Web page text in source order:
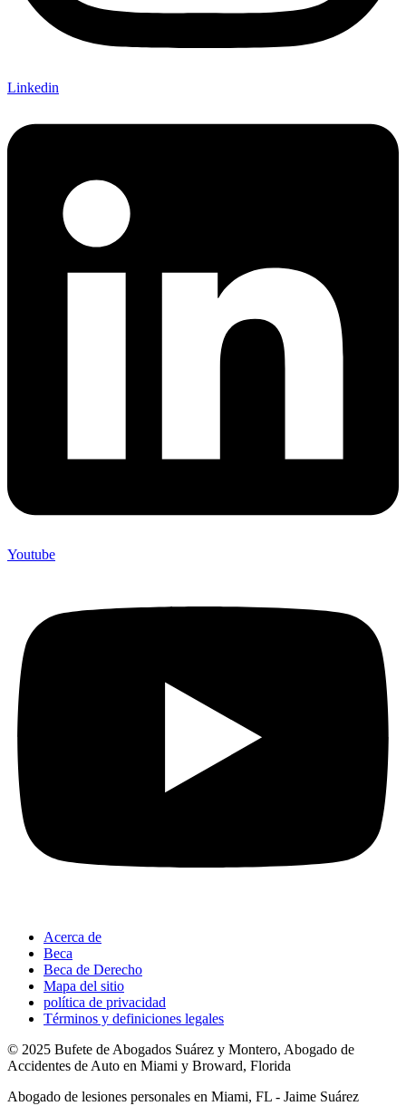
Linkedin
Youtube
Acerca de
Beca
Beca de Derecho
Mapa del sitio
política de privacidad
Términos y definiciones legales
© 2025 Bufete de Abogados Suárez y Montero, Abogado de
Accidentes de Auto en Miami y Broward, Florida
Abogado de lesiones personales en Miami, FL - Jaime Suárez